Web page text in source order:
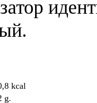
kcal
g.